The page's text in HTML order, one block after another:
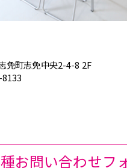
免町志免中央2-4-8 2F
お問い合わせフ